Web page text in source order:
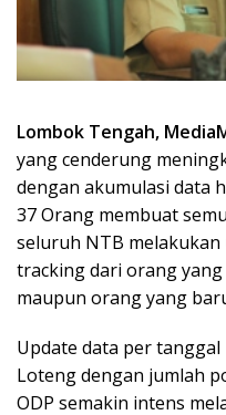
Lombok Tengah,
yang cenderung
dengan akumulasi data
37 Orang membuat
seluruh NTB
tracking dari orang
maupun orang yang
Update data per
Loteng dengan jumlah
ODP semakin intens